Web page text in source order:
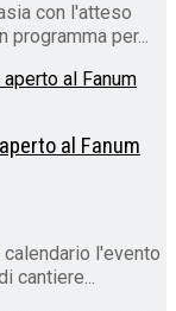
con l'atteso
programma per...
al Fanum
l'evento
cantiere...